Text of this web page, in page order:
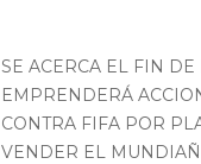
SE ACERCA EL FIN
EMPRENDERÁ
CONTRA FIFA POR
VENDER EL MUNDIAÑ